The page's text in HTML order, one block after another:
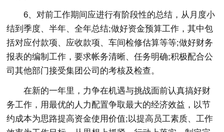
6、对前工作期间应进行有阶段性的总结，从月度小
结到季度、半年、全年总结;做好资金预算工作，其中包
括对应付款项、应收款项、车间检修估算等等;做好财务
报表的编制工作，要求帐务清晰、任务明确;积极配合公
司其他部门接受集团公司的考核及检查。
在新的一年里，力争在机遇与挑战面前认真搞好财
务工作，用最优的人力配置争取最大的经济效益，以节
约成本为思路提高资金使用价值;以提高员工素质、工作